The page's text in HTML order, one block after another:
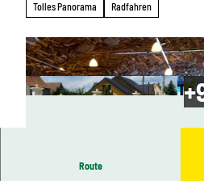
Tolles Panorama
Radfahren
Route